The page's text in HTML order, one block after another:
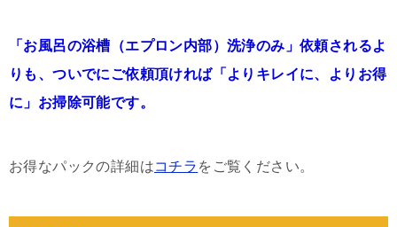
「お風呂の浴槽（エプロン内部）洗浄のみ」依頼されるよ
りも、ついでにご依頼頂ければ「よりキレイに、よりお得
に」お掃除可能です。
お得なパックの詳細はコチラ をご覧ください。